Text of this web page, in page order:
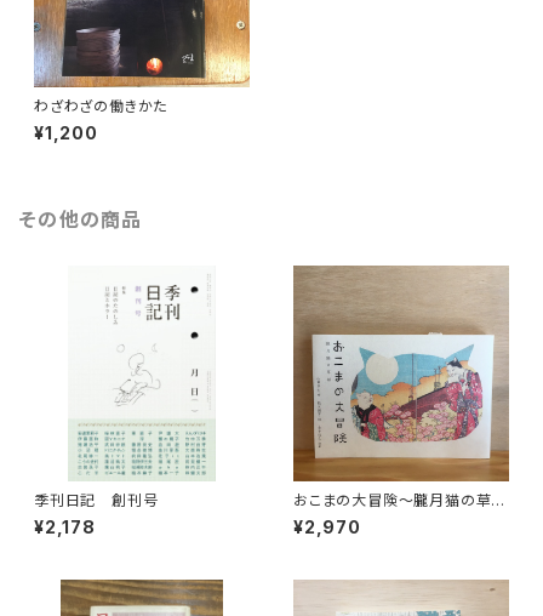
わざわざの働きかた
¥1,200
その他の商品
季刊日記 創刊号
¥2,178
おこまの大冒険〜朧月猫の草
紙〜
¥2,970